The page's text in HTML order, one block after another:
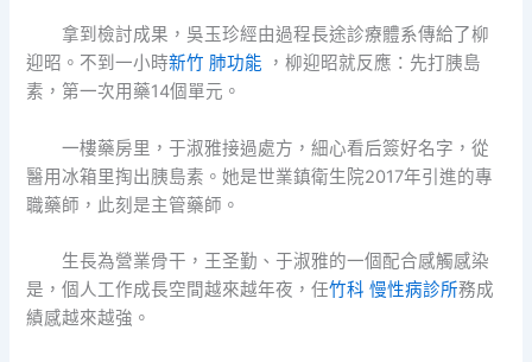
拿到檢討成果，吳玉珍經由過程長途診療體系傳給了柳
迎昭。不到一小時新竹 肺功能
，柳迎昭就反應：先打胰島
素，第一次用藥14個單元。
一樓藥房里，于淑雅接過處方，細心看后簽好名字，從
醫用冰箱里掏出胰島素。她是世業鎮衛生院2017年引進的專
職藥師，此刻是主管藥師。
生長為營業骨干，王圣勤、于淑雅的一個配合感觸感染
是，個人工作成長空間越來越年夜，任竹科 慢性病診所務成
績感越來越強。